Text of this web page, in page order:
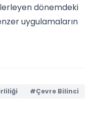
dönemdeki
uygulamaların
#Çevre Bilinci